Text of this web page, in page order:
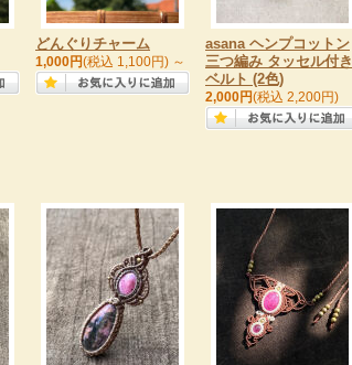
どんぐりチャーム
1,000円(税込 1,100円) ～
asana ヘンプコットン
三つ編み タッセル付き
ベルト (2色)
2,000円(税込 2,200円)